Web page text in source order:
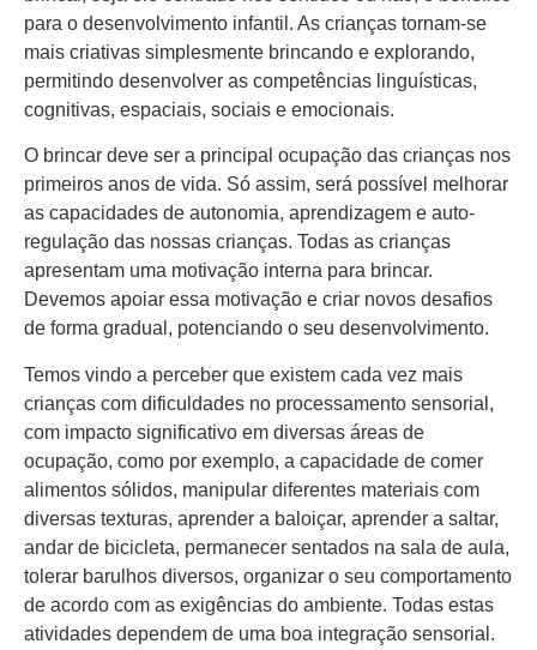
para o desenvolvimento infantil. As crianças tornam-se
mais criativas simplesmente brincando e explorando,
permitindo desenvolver as competências linguísticas,
cognitivas, espaciais, sociais e emocionais.
O brincar deve ser a principal ocupação das crianças nos
primeiros anos de vida. Só assim, será possível melhorar
as capacidades de autonomia, aprendizagem e auto-
regulação das nossas crianças. Todas as crianças
apresentam uma motivação interna para brincar.
Devemos apoiar essa motivação e criar novos desafios
de forma gradual, potenciando o seu desenvolvimento.
Temos vindo a perceber que existem cada vez mais
crianças com dificuldades no processamento sensorial,
com impacto significativo em diversas áreas de
ocupação, como por exemplo, a capacidade de comer
alimentos sólidos, manipular diferentes materiais com
diversas texturas, aprender a baloiçar, aprender a saltar,
andar de bicicleta, permanecer sentados na sala de aula,
tolerar barulhos diversos, organizar o seu comportamento
de acordo com as exigências do ambiente. Todas estas
atividades dependem de uma boa integração sensorial.